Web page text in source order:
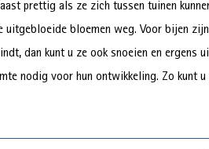
prettig als ze zich tussen tuinen
uitgebloeide bloemen weg. Voor bijen zijn
dan kunt u ze ook snoeien en ergens
nodig voor hun ontwikkeling. Zo kunt u